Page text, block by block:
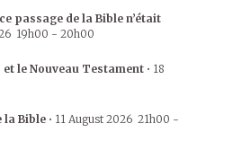
passage de la Bible n’était
19h00 - 20h00
et le Nouveau Testament • 18
la Bible • 11 August 2026 21h00 -